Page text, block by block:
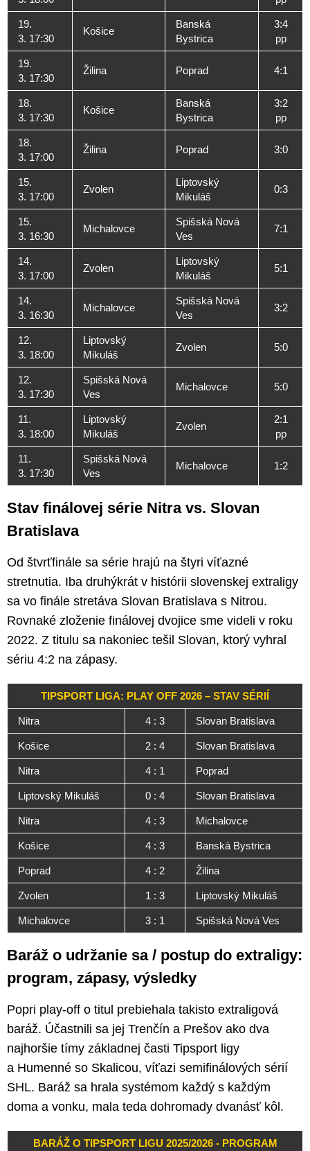
19.
3. 17:30
Košice
Banská
Bystrica
3:4
pp
19.
3. 17:30
Žilina Poprad 4:1
18.
3. 17:30
Košice
Banská
Bystrica
3:2
pp
18.
3. 17:00
Žilina Poprad 3:0
15.
3. 17:00
Zvolen
Liptovský
Mikuláš
0:3
15.
3. 16:30
Michalovce
Spišská Nová
Ves
7:1
14.
3. 17:00
Zvolen
Liptovský
Mikuláš
5:1
14.
3. 16:30
Michalovce
Spišská Nová
Ves
3:2
12.
3. 18:00
Liptovský
Mikuláš
Zvolen 5:0
12.
3. 17:30
Spišská Nová
Ves
Michalovce 5:0
11.
3. 18:00
Liptovský
Mikuláš
Zvolen
2:1
pp
11.
3. 17:30
Spišská Nová
Ves
Michalovce 1:2
Stav finálovej série Nitra vs. Slovan
Bratislava
Od štvrťfinále sa série hrajú na štyri víťazné
stretnutia. Iba druhýkrát v histórii slovenskej extraligy
sa vo finále stretáva Slovan Bratislava s Nitrou.
Rovnaké zloženie finálovej dvojice sme videli v roku
2022. Z titulu sa nakoniec tešil Slovan, ktorý vyhral
sériu 4:2 na zápasy.
TIPSPORT LIGA: PLAY OFF 2026 – STAV SÉRIÍ
Nitra 4 : 3 Slovan Bratislava
Košice 2 : 4 Slovan Bratislava
Nitra 4 : 1 Poprad
Liptovský Mikuláš 0 : 4 Slovan Bratislava
Nitra 4 : 3 Michalovce
Košice 4 : 3 Banská Bystrica
Poprad 4 : 2 Žilina
Zvolen 1 : 3 Liptovský Mikuláš
Michalovce 3 : 1 Spišská Nová Ves
Baráž o udržanie sa / postup do extraligy:
program, zápasy, výsledky
Popri play-off o titul prebiehala takisto extraligová
baráž. Účastnili sa jej Trenčín a Prešov ako dva
najhoršie tímy základnej časti Tipsport ligy
a Humenné so Skalicou, víťazi semifinálových sérií
SHL. Baráž sa hrala systémom každý s každým
doma a vonku, mala teda dohromady dvanásť kôl.
BARÁŽ O TIPSPORT LIGU 2025/2026 - PROGRAM